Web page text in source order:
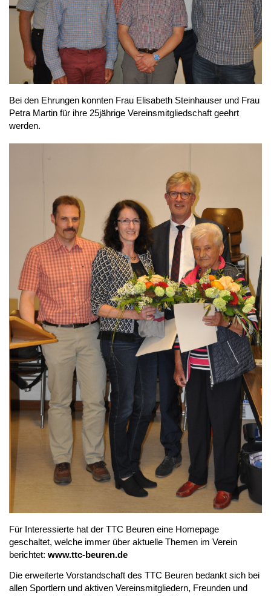
Bei den Ehrungen konnten Frau Elisabeth Steinhauser und Frau
Petra Martin für ihre 25jährige Vereinsmitgliedschaft geehrt
werden.
Für Interessierte hat der TTC Beuren eine Homepage
geschaltet, welche immer über aktuelle Themen im Verein
berichtet: www.ttc-beuren.de
Die erweiterte Vorstandschaft des TTC Beuren bedankt sich bei
allen Sportlern und aktiven Vereinsmitgliedern, Freunden und